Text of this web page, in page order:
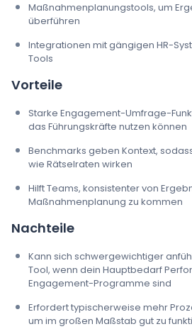
Maßnahmenplanungstools, um
überführen
Integrationen mit gängigen HR-
Tools
Vorteile
Starke Engagement-Umfrage-
das Führungskräfte nutzen können
Benchmarks geben Kontext,
wie Rätselraten wirken
Hilft Teams, konsistenter von
Maßnahmenplanung zu kommen
Nachteile
Kann sich schwergewichtiger
Tool, wenn dein Hauptbedarf
Engagement-Programme sind
Erfordert typischerweise mehr
um im großen Maßstab gut zu